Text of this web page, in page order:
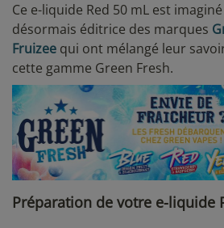
Ce e-liquide Red 50 mL est
désormais éditrice des marques
Fruizee qui ont mélangé leur
cette gamme Green Fresh.
Préparation de votre e-liquide